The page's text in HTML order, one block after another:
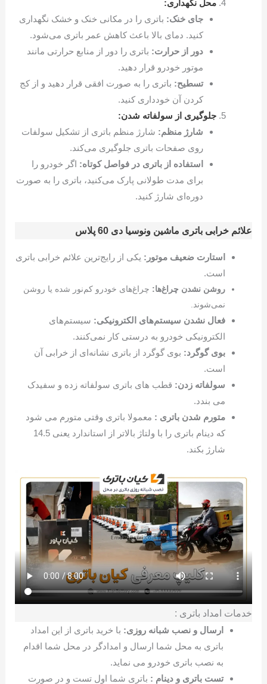
محل نگهداری:
جای خنک: باتری را در مکانی خنک و خشک نگهداری
کنید. دمای بالا باعث کاهش عمر باتری می‌شود.
دور از حرارت: باتری را دور از منابع حرارتی مانند
موتور خودرو قرار دهید.
تسطیح: باتری را به صورت افقی قرار دهید و از کج
کردن آن خودداری کنید.
جلوگیری از سولفاته شدن:
شارژ منظم: شارژ منظم باتری از تشکیل سولفات
روی صفحات باتری جلوگیری می‌کند.
استفاده از باتری در فواصل کوتاه: اگر خودرو را
برای مدت طولانی پارک می‌کنید، باتری را به صورت
دوره‌ای شارژ کنید.
علائم خرابی باتری ماشین ونوسیا دی 60 پلاس
استارت ضعیف موتور: یکی از رایج‌ترین علائم خرابی باتری
است.
روشن نشدن چراغ‌ها: چراغ‌های خودرو کم‌نور شده یا روشن
نمی‌شوند.
فعال نشدن سیستم‌های الکترونیکی: سیستم‌های
الکترونیکی خودرو به درستی کار نمی‌کنند.
بوی گوگرد: بوی گوگرد از باتری نشانه‌ای از خرابی آن
است.
سولفاته زدن: قطب های باتری سولفاته زده و سفیدک
می بندد.
متورم شدن باتری : معمولا باتری وقتی متورم می شود
که دینام باتری را با ولتاژ بالاتر از استاندارد یعنی 14.5
شارژ بکند.
خدمات امداد باتری :
ارسال و نصب شبانه روزی: با خرید باتری از این امداد
باتری به محل شما ارسال و امدادگر در محل شما اقدام
به نصب باتری خودرو می نماید.
تست باتری و دینام : باتری شما اول تست و در صورت